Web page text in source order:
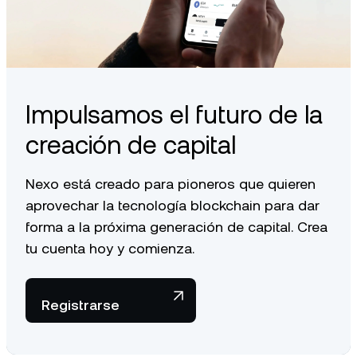
Impulsamos el futuro de la
creación de capital
Nexo está creado para pioneros que quieren
aprovechar la tecnología blockchain para dar
forma a la próxima generación de capital. Crea
tu cuenta hoy y comienza.
Registrarse